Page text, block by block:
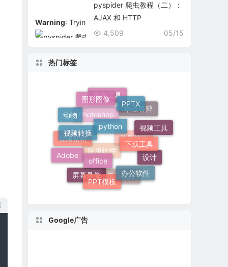
Warning: Trying to access array offset on false in
pyspider 爬虫教程（二）：
AJAX 和 HTTP
05/15
4,509
热门标签
Photoshop
影音工具
毕业答辩
录屏软件
应用软件
视频素材
动物
图形图像 PPTX
视频工具
设计
工具软件
屏幕录像
Adobe
视频转换
python
下载工具
办公软件
PPT模板
office
Google广告